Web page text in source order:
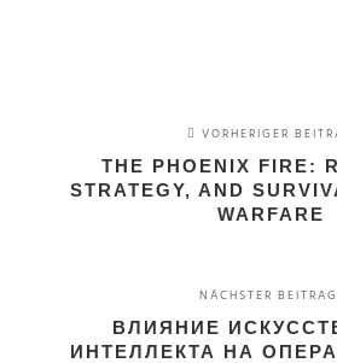
VORHERIGER
THE PHOENIX FIRE:
STRATEGY, AND
WARFARE
NÄCHSTER BEITRAG
ВЛИЯНИЕ
ИНТЕЛЛЕКТА НА